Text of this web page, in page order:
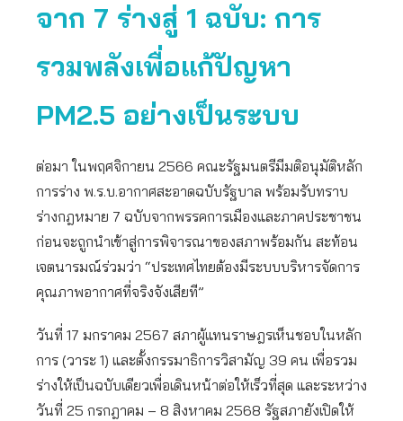
จาก 7 ร่างสู่ 1 ฉบับ: การ
รวมพลังเพื่อแก้ปัญหา
PM2.5 อย่างเป็นระบบ
ต่อมา ในพฤศจิกายน 2566 คณะรัฐมนตรีมีมติอนุมัติหลัก
การร่าง พ.ร.บ.อากาศสะอาดฉบับรัฐบาล พร้อมรับทราบ
ร่างกฎหมาย 7 ฉบับจากพรรคการเมืองและภาคประชาชน
ก่อนจะถูกนำเข้าสู่การพิจารณาของสภาพร้อมกัน สะท้อน
เจตนารมณ์ร่วมว่า “ประเทศไทยต้องมีระบบบริหารจัดการ
คุณภาพอากาศที่จริงจังเสียที”
วันที่ 17 มกราคม 2567 สภาผู้แทนราษฎรเห็นชอบในหลัก
การ (วาระ 1) และตั้งกรรมาธิการวิสามัญ 39 คน เพื่อรวม
ร่างให้เป็นฉบับเดียวเพื่อเดินหน้าต่อให้เร็วที่สุด และระหว่าง
วันที่ 25 กรกฎาคม – 8 สิงหาคม 2568 รัฐสภายังเปิดให้